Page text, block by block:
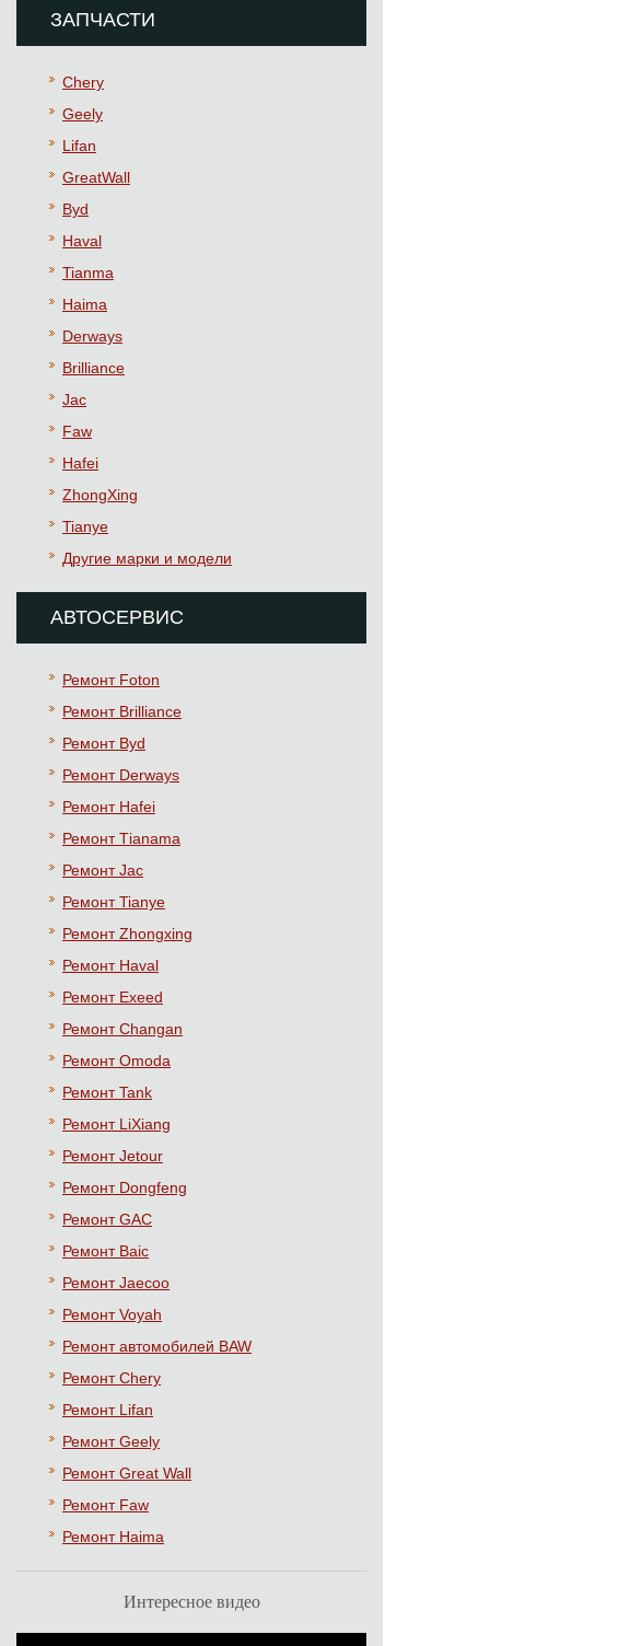
ЗАПЧАСТИ
Chery
Geely
Lifan
GreatWall
Byd
Haval
Tianma
Haima
Derways
Brilliance
Jac
Faw
Hafei
ZhongXing
Tianye
Другие марки и модели
АВТОСЕРВИС
Ремонт Foton
Ремонт Brilliance
Ремонт Byd
Ремонт Derways
Ремонт Hafei
Ремонт Тianama
Ремонт Jac
Ремонт Tianye
Ремонт Zhongxing
Ремонт Haval
Ремонт Exeed
Ремонт Changan
Ремонт Omoda
Ремонт Tank
Ремонт LiXiang
Ремонт Jetour
Ремонт Dongfeng
Ремонт GAC
Ремонт Baic
Ремонт Jaecoo
Ремонт Voyah
Ремонт автомобилей BAW
Ремонт Chery
Ремонт Lifan
Ремонт Geely
Ремонт Great Wall
Ремонт Faw
Ремонт Haima
Интересное видео